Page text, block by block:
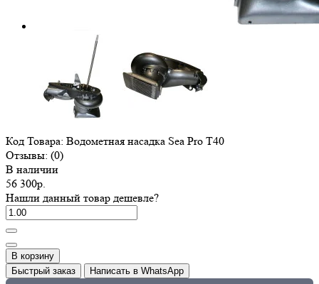
Код Товара: Водометная насадка Sea Pro T40
Отзывы: (0)
В наличии
56 300р.
Нашли данный товар дешевле?
В корзину
Быстрый заказ
Написать в WhatsApp